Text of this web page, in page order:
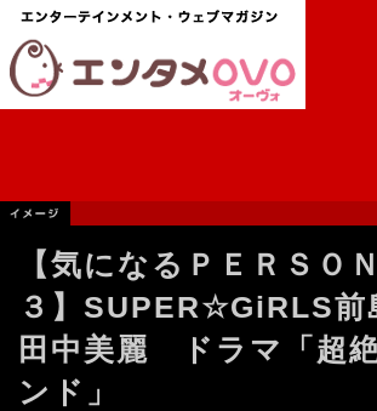
【気になるＰＥＲＳＯ
３】SUPER☆GiRLS前
田中美麗 ドラマ「超
ンド」